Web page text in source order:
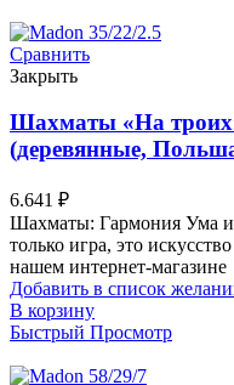
Сравнить
Закрыть
Шахматы «На
(деревянные,
6.641 ₽
Шахматы: Гармония Ума
только игра, это
нашем интернет-магазине
Добавить в список
В корзину
Быстрый Просмотр